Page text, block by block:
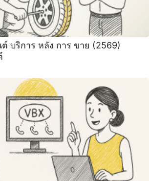
บริการ หลัง การ ขาย (2569)